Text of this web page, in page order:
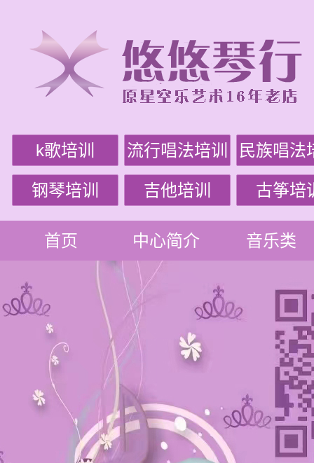
k歌培训 流行唱法培训 民族唱法
钢琴培训 吉他培训 古筝培
首页 中心简介 音乐类